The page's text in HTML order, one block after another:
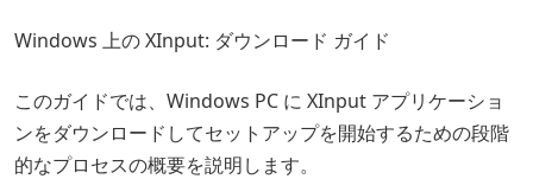
Windows 上の XInput: ダウンロード ガイド
このガイドでは、Windows PC に XInput アプリケーショ
ンをダウンロードしてセットアップを開始するための段階
的なプロセスの概要を説明します。